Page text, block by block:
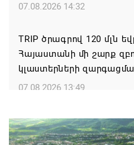
07.08.2026 14:32
TRIP ծրագրով 120 մլն
Հայաստանի մի շարք
կլաստերների
07.08.2026 13:49
Այս օրը պատմության
ամոթի ու